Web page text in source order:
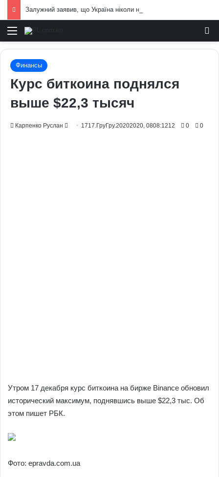
Меню
Финансы
Курс биткоина поднялся
выше $22,3 тысяч
Карпенко Руслан
Send 1717.ГруГру.20202020, 0808:1212 0 0
Утром 17 декабря курс биткоина на бирже Binance обновил
исторический максимум, поднявшись выше $22,3 тыс. Об
этом пишет РБК.
Фото: epravda.com.ua